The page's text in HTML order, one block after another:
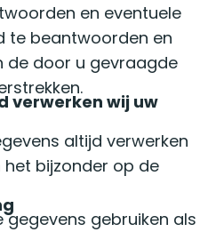
en eventuele
te beantwoorden en
de door u gevraagde
verwerken wij uw
altijd verwerken
bijzonder op de
gegevens gebruiken als